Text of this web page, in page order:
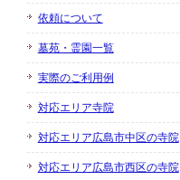
依頼について
墓苑・霊園一覧
実際のご利用例
対応エリア寺院
対応エリア広島市中区の寺院
対応エリア広島市西区の寺院